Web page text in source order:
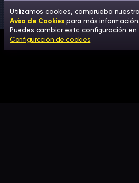
Utilizamos cookies, comprueba nuestro
Aviso de Cookiespara más información.
Puedes cambiar esta configuración en
Configuración de cookies